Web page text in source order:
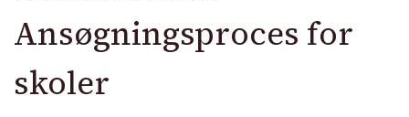
Ansøgningsproces for
skoler